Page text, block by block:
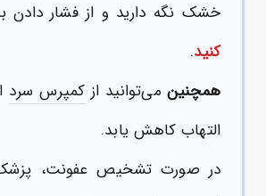
خشک نگه دارید و از فشار دادن
کنید.
همچنینمی‌توانید از کمپرس سرد
التهاب کاهش یابد.
در صورت تشخیص عفونت،